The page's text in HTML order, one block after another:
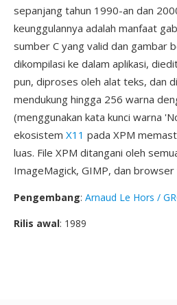
sepanjang tahun 1990-an dan
keunggulannya adalah manfaat
sumber C yang valid dan gambar
dikompilasi ke dalam aplikasi,
pun, diproses oleh alat teks, dan
mendukung hingga 256 warna
(menggunakan kata kunci warna
ekosistem X11 pada XPM
luas. File XPM ditangani oleh
ImageMagick, GIMP, dan
Pengembang: Arnaud Le Hors /
Rilis awal: 1989